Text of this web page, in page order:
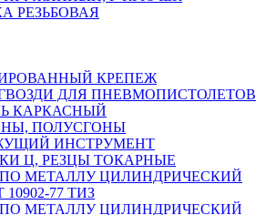
РЕЗЬБОВАЯ
КРЕПЕЖ
ДЛЯ ПНЕВМОПИСТОЛЕТОВ
КАРКАСНЫЙ
ПОЛУСГОНЫ
ИНСТРУМЕНТ
Ц, РЕЗЦЫ ТОКАРНЫЕ
МЕТАЛЛУ ЦИЛИНДРИЧЕСКИЙ
77 ТИЗ
МЕТАЛЛУ ЦИЛИНДРИЧЕСКИЙ